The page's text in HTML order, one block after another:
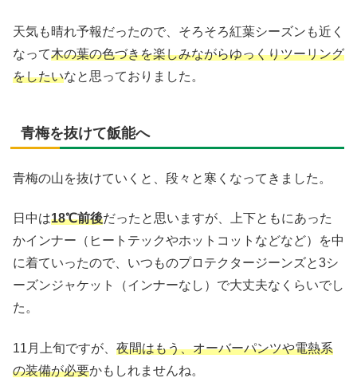
天気も晴れ予報だったので、そろそろ紅葉シーズンも近く
なって木の葉の色づきを楽しみながらゆっくりツーリング
をしたいなと思っておりました。
青梅を抜けて飯能へ
青梅の山を抜けていくと、段々と寒くなってきました。
日中は18℃前後だったと思いますが、上下ともにあった
かインナー（ヒートテックやホットコットなどなど）を中
に着ていったので、いつものプロテクタージーンズと3シ
ーズンジャケット（インナーなし）で大丈夫なくらいでし
た。
11月上旬ですが、 夜間はもう、オーバーパンツや電熱系
の装備が必要かもしれませんね。